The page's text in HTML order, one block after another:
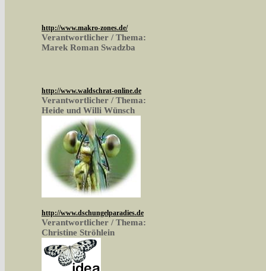
http://www.makro-zones.de/
Verantwortlicher / Thema:
Marek Roman Swadzba
http://www.waldschrat-online.de
Verantwortlicher / Thema:
Heide und Willi Wünsch
http://www.dschungelparadies.de
Verantwortlicher / Thema:
Christine Ströhlein